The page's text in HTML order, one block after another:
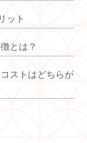
ット
とは？
ストはどちらが